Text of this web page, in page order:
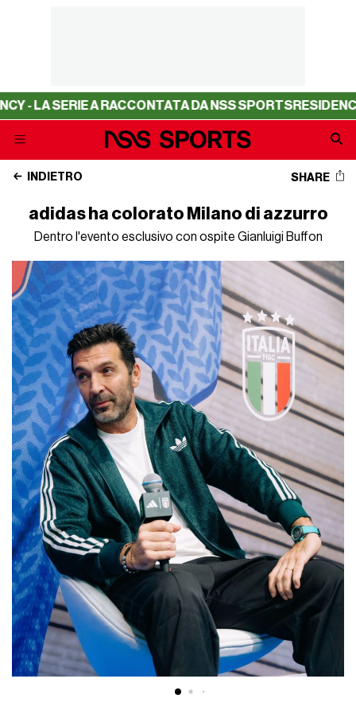
LA SERIE A RACCONTATA DA NSS SPORTSRESIDENCY -
INDIETRO SHARE
adidas ha colorato Milano di azzurro
Dentro l'evento esclusivo con ospite Gianluigi Buffon